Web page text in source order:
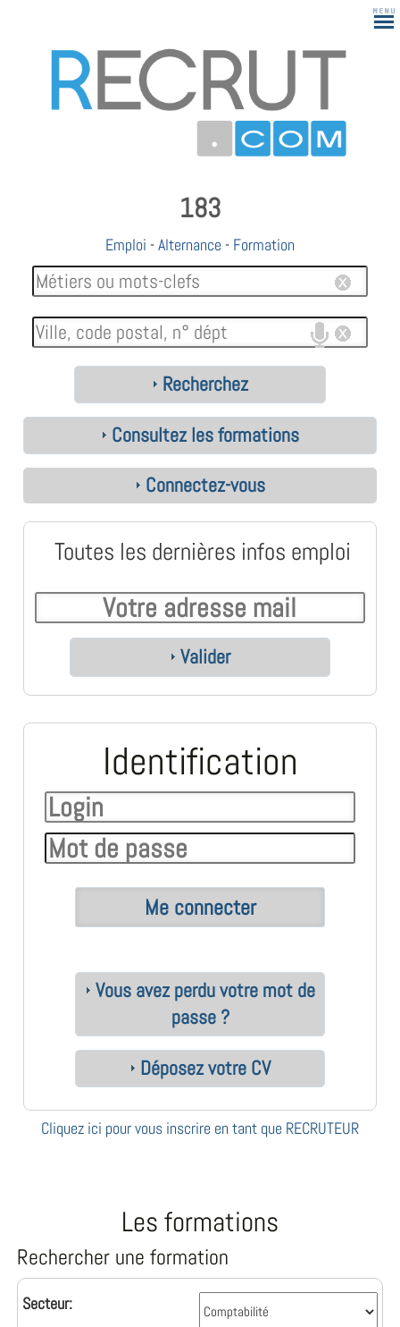
183
Emploi -Alternance - Formation
Recherchez
Consultez les formations
Connectez-vous
Toutes les dernières infos emploi
Valider
Identification
Vous avez perdu votre mot de
passe ?
Déposez votre CV
Cliquez ici pour vous inscrire en tant que RECRUTEUR
Les formations
Rechercher une formation
Secteur: